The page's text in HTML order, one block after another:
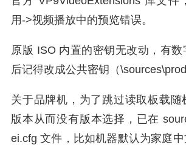
用->视频播放中的预览错误。
原版 ISO 内置的密钥无改动，有数
后记得改成公共密钥（
关于品牌机，为了跳过读取板载随
版本从而没有版本选择，已在
ei.cfg 文件，比如机器默认为家庭